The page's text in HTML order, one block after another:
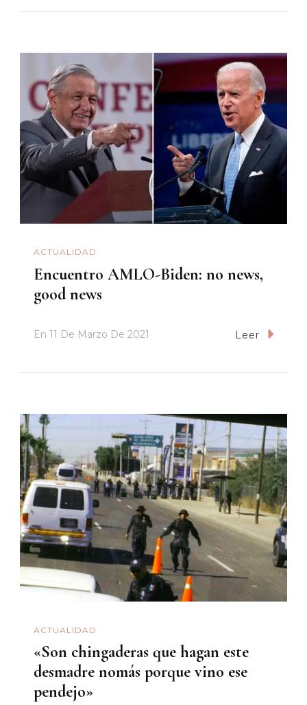
ACTUALIDAD
Encuentro AMLO-Biden: no news,
good news
En 11 De Marzo De 2021 Leer
ACTUALIDAD
«Son chingaderas que hagan este
desmadre nomás porque vino ese
pendejo»